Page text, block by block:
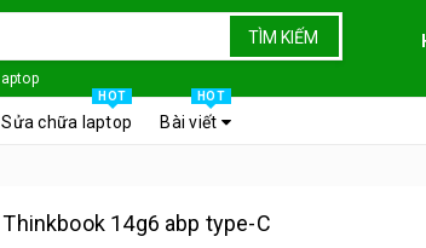
TÌM KIẾM
Sửa chữa laptop
HOT
Bài viết
HOT
14g6 abp type-C